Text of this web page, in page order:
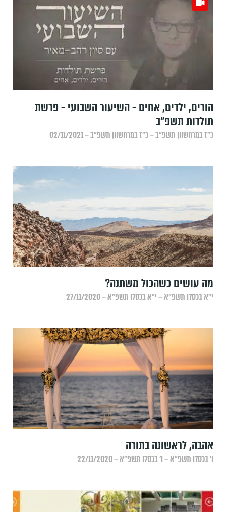
הורים, ילדים, אחים - השיעור השבועי - פרשת
תולדות תשפ"ב
כ״ז במרחשוון תשפ״ב – כ״ז במרחשוון תשפ״ב – 02/11/2021
מה עושים כשהכול משתנה?
י״א בכסלו תשפ״א – י״א בכסלו תשפ״א – 27/11/2020
אהבה, לראשונה בתורה
ו׳ בכסלו תשפ״א – ו׳ בכסלו תשפ״א – 22/11/2020